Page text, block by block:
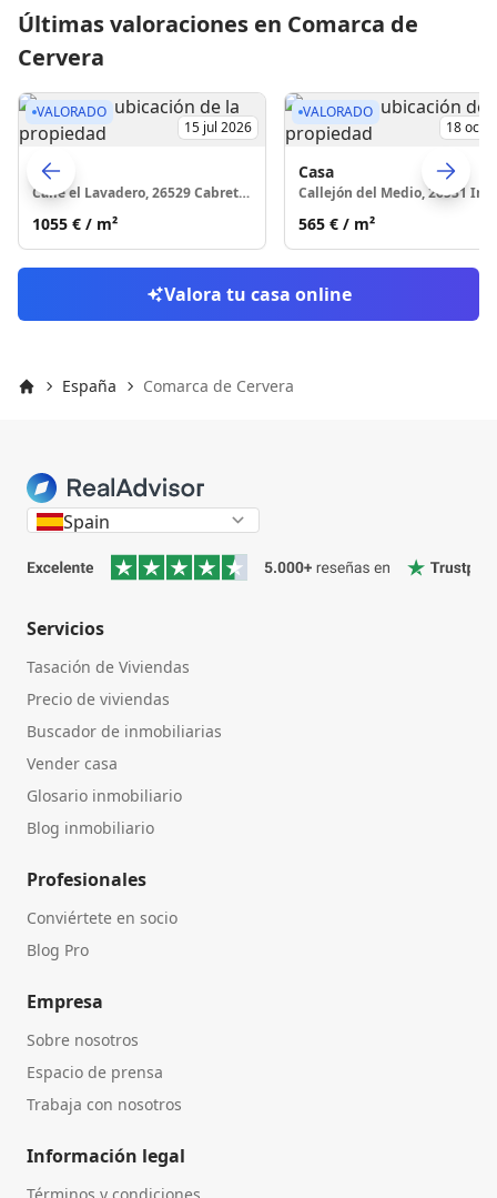
Últimas valoraciones en Comarca de
Cervera
Skip to
VALORADO
15 jul 2026
Casa
Calle el Lavadero, 26529 Cabretón
1055 € / m²
VALORADO
18 oct
Casa
565 € / m²
Valora tu casa online
España Comarca de Cervera
Spain
Servicios
Tasación de Viviendas
Precio de viviendas
Buscador de inmobiliarias
Vender casa
Glosario inmobiliario
Blog inmobiliario
Profesionales
Conviértete en socio
Blog Pro
Empresa
Sobre nosotros
Espacio de prensa
Trabaja con nosotros
Información legal
Términos y condiciones